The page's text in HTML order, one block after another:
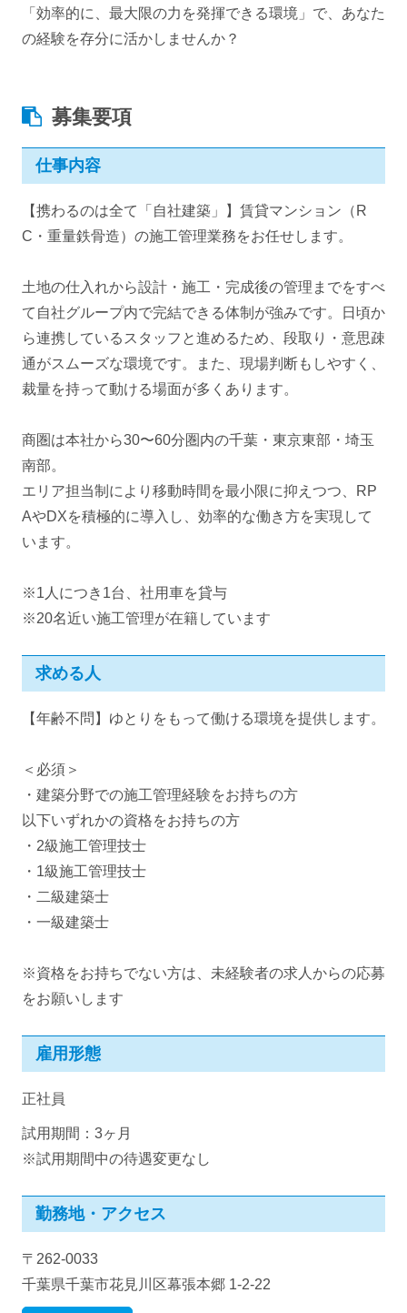
「効率的に、最大限の力を発揮できる環境」で、あなた
の経験を存分に活かしませんか？
募集要項
仕事内容
【携わるのは全て「自社建築」】賃貸マンション（R
C・重量鉄骨造）の施工管理業務をお任せします。
土地の仕入れから設計・施工・完成後の管理までをすべ
て自社グループ内で完結できる体制が強みです。日頃か
ら連携しているスタッフと進めるため、段取り・意思疎
通がスムーズな環境です。また、現場判断もしやすく、
裁量を持って動ける場面が多くあります。
商圏は本社から30〜60分圏内の千葉・東京東部・埼玉
南部。
エリア担当制により移動時間を最小限に抑えつつ、RP
AやDXを積極的に導入し、効率的な働き方を実現して
います。
※1人につき1台、社用車を貸与
※20名近い施工管理が在籍しています
求める人
【年齢不問】ゆとりをもって働ける環境を提供します。
＜必須＞
・建築分野での施工管理経験をお持ちの方
以下いずれかの資格をお持ちの方
・2級施工管理技士
・1級施工管理技士
・二級建築士
・一級建築士
※資格をお持ちでない方は、未経験者の求人からの応募
をお願いします
雇用形態
正社員
試用期間：3ヶ月
※試用期間中の待遇変更なし
勤務地・アクセス
〒262-0033
千葉県千葉市花見川区幕張本郷 1-2-22